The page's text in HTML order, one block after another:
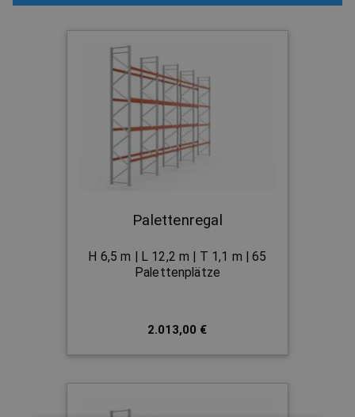
Palettenregal
H 6,5 m | L 12,2 m | T 1,1 m | 65
Palettenplätze
2.013,00 €